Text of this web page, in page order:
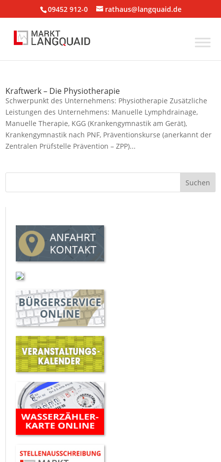
09452 912-0 rathaus@langquaid.de
Kraftwerk – Die Physiotherapie
Schwerpunkt des Unternehmens: Physiotherapie Zusätzliche
Leistungen des Unternehmens: Manuelle Lymphdrainage,
Manuelle Therapie, KGG (Krankengymnastik am Gerät),
Krankengymnastik nach PNF, Präventionskurse (anerkannt der
Zentralen Prüfstelle Prävention – ZPP)...